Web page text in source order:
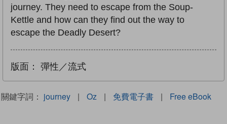
journey. They need to escape from the Soup-
Kettle and how can they find out the way to
escape the Deadly Desert?
版面： 彈性／流式
關鍵字詞： journey | Oz | 免費電子書 | Free eBook